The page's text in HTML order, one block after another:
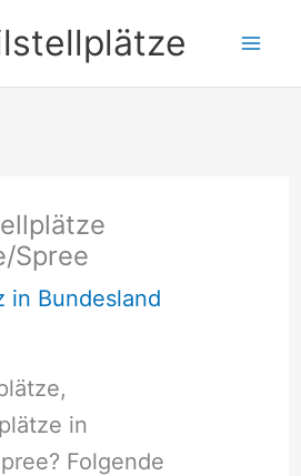
Spree
in Bundesland
in
Folgende